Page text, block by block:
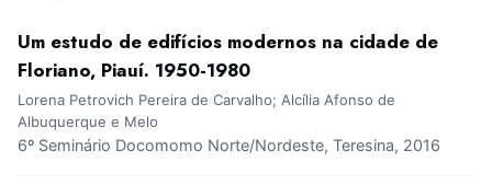
Um estudo de edifícios modernos na cidade de
Floriano, Piauí. 1950-1980
Lorena Petrovich Pereira de Carvalho; Alcília Afonso de
Albuquerque e Melo
6º Seminário Docomomo Norte/Nordeste, Teresina, 2016